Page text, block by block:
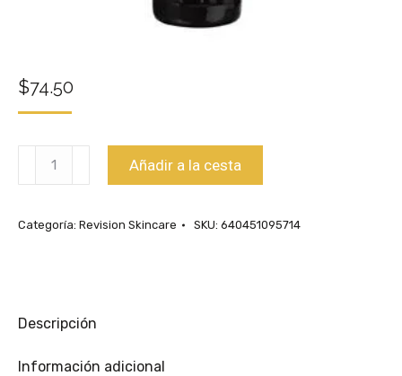
$74.50
Cantidad
Intellishade
45
Añadir a la cesta
Categoría: Revision Skincare SKU: 640451095714
Descripción
Información adicional